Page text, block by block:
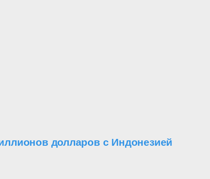
долларов с Индонезией